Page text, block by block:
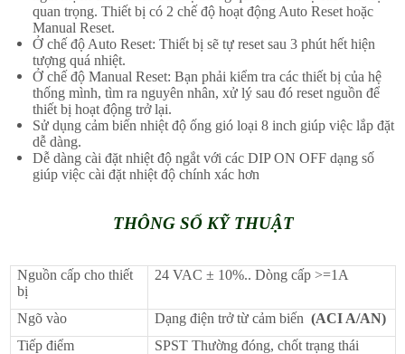
quan trọng. Thiết bị có 2 chế độ hoạt động Auto Reset hoặc
Manual Reset.
Ở chế độ Auto Reset: Thiết bị sẽ tự reset sau 3 phút hết hiện
tượng quá nhiệt.
Ở chế độ Manual Reset: Bạn phải kiểm tra các thiết bị của hệ
thống mình, tìm ra nguyên nhân, xử lý sau đó reset nguồn để
thiết bị hoạt động trở lại.
Sử dụng cảm biến nhiệt độ ống gió loại 8 inch giúp việc lắp đặt
dễ dàng.
Dễ dàng cài đặt nhiệt độ ngắt với các DIP ON OFF dạng số
giúp việc cài đặt nhiệt độ chính xác hơn
THÔNG SỐ KỸ THUẬT
Nguồn cấp cho thiết
bị
24 VAC ± 10%.. Dòng cấp >=1A
Ngõ vào Dạng điện trở từ cảm biến (ACI A/AN)
Tiếp điểm
SPST Thường đóng, chốt trạng thái